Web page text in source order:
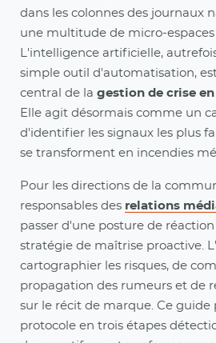
dans les colonnes des journaux
une multitude de micro-espaces
L'intelligence artificielle,
simple outil d'automatisation,
central de la gestion de crise
Elle agit désormais comme un
d'identifier les signaux les plus
se transforment en incendies
Pour les directions de la
responsables des relations
passer d'une posture de
stratégie de maîtrise proactive.
cartographier les risques, de
propagation des rumeurs et de
sur le récit de marque. Ce
protocole en trois étapes